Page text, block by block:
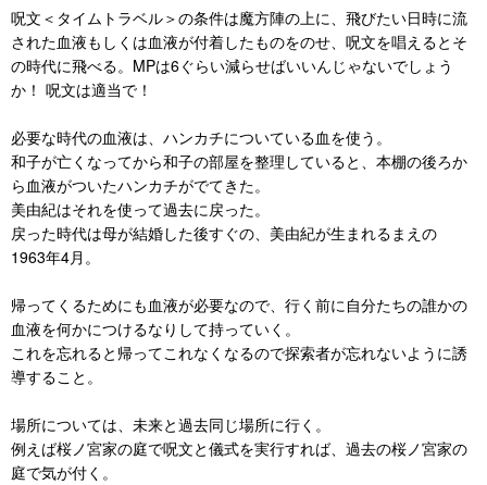
呪文＜タイムトラベル＞の条件は魔方陣の上に、飛びたい日時に流
された血液もしくは血液が付着したものをのせ、呪文を唱えるとそ
の時代に飛べる。MPは6ぐらい減らせばいいんじゃないでしょう
か！ 呪文は適当で！
必要な時代の血液は、ハンカチについている血を使う。
和子が亡くなってから和子の部屋を整理していると、本棚の後ろか
ら血液がついたハンカチがでてきた。
美由紀はそれを使って過去に戻った。
戻った時代は母が結婚した後すぐの、美由紀が生まれるまえの
1963年4月。
帰ってくるためにも血液が必要なので、行く前に自分たちの誰かの
血液を何かにつけるなりして持っていく。
これを忘れると帰ってこれなくなるので探索者が忘れないように誘
導すること。
場所については、未来と過去同じ場所に行く。
例えば桜ノ宮家の庭で呪文と儀式を実行すれば、過去の桜ノ宮家の
庭で気が付く。